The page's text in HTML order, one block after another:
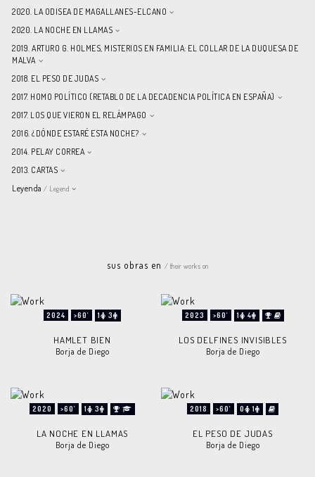
2020. LA ODISEA DE MAGALLANES-ELCANO
2020. LA NOCHE EN LLAMAS
2019. ARTURO G. HOLMES, MISTERIOS EN FAMILIA: EL COLLAR DE LA DUQUESA DE
MALVA
2018. EL PESO DE JUDAS
2017. HOMO POLÍTICO (RETABLO DE LA DECADENCIA POLÍTICA EN ESPAÑA)
2017. LOS QUE VIERON EL RELÁMPAGO
2016. ¿DÓNDE ESTARÉ ESTA NOCHE?
2014. PELAY CORREA
2013. CARTAS
Leyenda / Legend
sus obras en / their works on
2024 >60' 1 3
HAMLET BIEN
Borja de Diego
2023 >60' 1 4
LOS DELFINES INVISIBLES
Borja de Diego
2020 >60' 1 3
LA NOCHE EN LLAMAS
Borja de Diego
2018 >60' 0 1
EL PESO DE JUDAS
Borja de Diego